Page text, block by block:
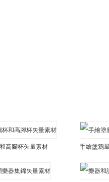
高腳杯矢量素材 手繪塗鴉